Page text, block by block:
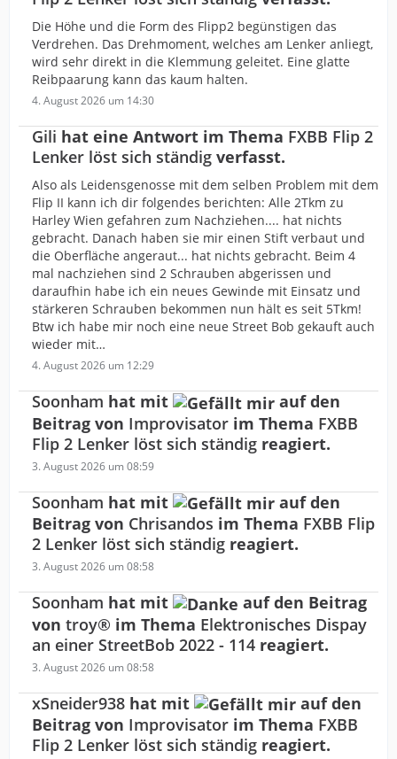
Die Höhe und die Form des Flipp2 begünstigen das
Verdrehen. Das Drehmoment, welches am Lenker anliegt,
wird sehr direkt in die Klemmung geleitet. Eine glatte
Reibpaarung kann das kaum halten.
4. August 2026 um 14:30
Gili hat eine Antwort im Thema FXBB Flip 2
Lenker löst sich ständig verfasst.
Also als Leidensgenosse mit dem selben Problem mit dem
Flip II kann ich dir folgendes berichten: Alle 2Tkm zu
Harley Wien gefahren zum Nachziehen.... hat nichts
gebracht. Danach haben sie mir einen Stift verbaut und
die Oberfläche angeraut... hat nichts gebracht. Beim 4
mal nachziehen sind 2 Schrauben abgerissen und
daraufhin habe ich ein neues Gewinde mit Einsatz und
stärkeren Schrauben bekommen nun hält es seit 5Tkm!
Btw ich habe mir noch eine neue Street Bob gekauft auch
wieder mit…
4. August 2026 um 12:29
Soonham hat mit
auf den
Beitrag von Improvisator im Thema FXBB
Flip 2 Lenker löst sich ständig reagiert.
3. August 2026 um 08:59
Soonham hat mit
auf den
Beitrag von Chrisandos im Thema FXBB Flip
2 Lenker löst sich ständig reagiert.
3. August 2026 um 08:58
Soonham hat mit
auf den Beitrag
von troy® im Thema Elektronisches Dispay
an einer StreetBob 2022 - 114 reagiert.
3. August 2026 um 08:58
xSneider938 hat mit
auf den
Beitrag von Improvisator im Thema FXBB
Flip 2 Lenker löst sich ständig reagiert.